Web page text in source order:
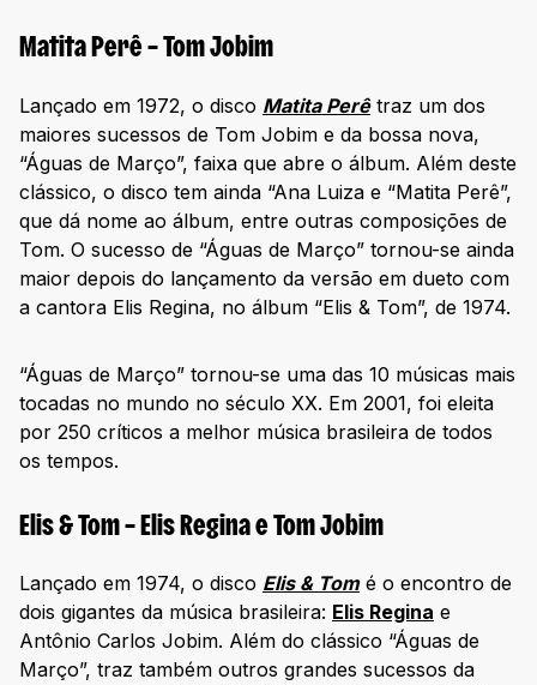
Matita Perê – Tom Jobim
Lançado em 1972, o disco Matita Perêtraz um dos
maiores sucessos de Tom Jobim e da bossa nova,
“Águas de Março”, faixa que abre o álbum. Além deste
clássico, o disco tem ainda “Ana Luiza e “Matita Perê”,
que dá nome ao álbum, entre outras composições de
Tom. O sucesso de “Águas de Março” tornou-se ainda
maior depois do lançamento da versão em dueto com
a cantora Elis Regina, no álbum “Elis & Tom”, de 1974.
“Águas de Março” tornou-se uma das 10 músicas mais
tocadas no mundo no século XX. Em 2001, foi eleita
por 250 críticos a melhor música brasileira de todos
os tempos.
Elis & Tom – Elis Regina e Tom Jobim
Lançado em 1974, o disco Elis & Tomé o encontro de
dois gigantes da música brasileira: Elis Regina e
Antônio Carlos Jobim. Além do clássico “Águas de
Março”, traz também outros grandes sucessos da